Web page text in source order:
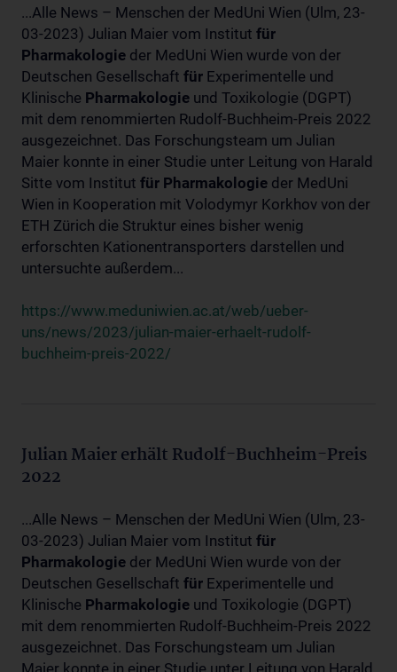
...Alle News – Menschen der MedUni Wien (Ulm, 23-
03-2023) Julian Maier vom Institut für
Pharmakologie der MedUni Wien wurde von der
Deutschen Gesellschaft für Experimentelle und
Klinische Pharmakologie und Toxikologie (DGPT)
mit dem renommierten Rudolf-Buchheim-Preis 2022
ausgezeichnet. Das Forschungsteam um Julian
Maier konnte in einer Studie unter Leitung von Harald
Sitte vom Institut für Pharmakologie der MedUni
Wien in Kooperation mit Volodymyr Korkhov von der
ETH Zürich die Struktur eines bisher wenig
erforschten Kationentransporters darstellen und
untersuchte außerdem...
https://www.meduniwien.ac.at/web/ueber-
uns/news/2023/julian-maier-erhaelt-rudolf-
buchheim-preis-2022/
Julian Maier erhält Rudolf-Buchheim-Preis
2022
...Alle News – Menschen der MedUni Wien (Ulm, 23-
03-2023) Julian Maier vom Institut für
Pharmakologie der MedUni Wien wurde von der
Deutschen Gesellschaft für Experimentelle und
Klinische Pharmakologie und Toxikologie (DGPT)
mit dem renommierten Rudolf-Buchheim-Preis 2022
ausgezeichnet. Das Forschungsteam um Julian
Maier konnte in einer Studie unter Leitung von Harald